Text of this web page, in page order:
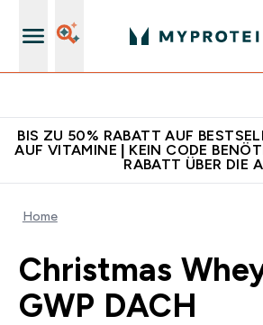
BIS ZU 50% RABATT AUF
AUF VITAMINE | KEIN CODE
RABATT ÜBER DIE
Home
Christmas
GWP DACH